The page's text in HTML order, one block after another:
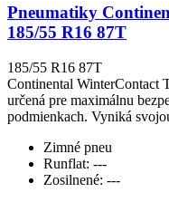
Pneumatiky
185/55 R16 87T
185/55 R16 87T
Continental WinterContact
určená pre maximálnu
podmienkach. Vyniká
Zimné pneu
Runflat: ---
Zosilnené: ---